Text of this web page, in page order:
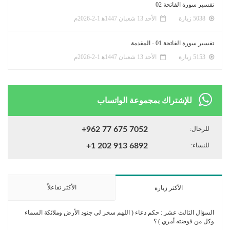
تفسير سورة الفاتحة 02
الأحد 13 شعبان 1447ﻫ 1-2-2026م
تفسير سورة الفاتحة 01 - المقدمة
الأحد 13 شعبان 1447ﻫ 1-2-2026م
للإشتراك بمجموعة الواتساب
للرجال: +962 77 675 7052
للنساء: +1 202 913 6892
الأكثر زيارة الأكثر تفاعلاً
السؤال الثالث عشر : حكم دعاء ( اللهم سخر لي جنود الأرض وملائكة السماء
وكل من فوضته أمري ) ؟